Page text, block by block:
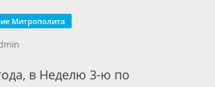
Митрополита
в Неделю 3-ю по